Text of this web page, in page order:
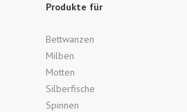
Produkte für
Bettwanzen
Milben
Motten
Silberfische
Spinnen